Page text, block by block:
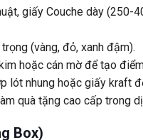
giấy Couche dày (250-
(vàng, đỏ, xanh đậm).
hoặc cán mờ để tạo
lót nhung hoặc giấy kraft
quà tặng cao cấp trong
Box)